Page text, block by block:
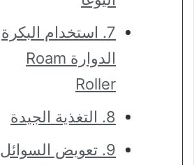
7. استخدام البكرة
الدوارة Roam
Roller
8. التغذية الجيدة
9. تعويض السوائل